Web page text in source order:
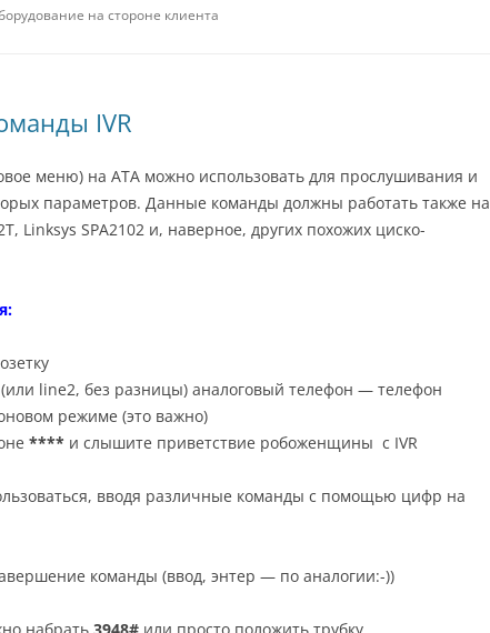
на стороне клиента
IVR
меню) на АТА можно использовать для прослушивания и
параметров. Данные команды должны работать также на
Linksys SPA2102 и, наверное, других похожих циско-
line2, без разницы) аналоговый телефон — телефон
режиме (это важно)
**** и слышите приветствие робоженщины c IVR
вводя различные команды с помощью цифр на
команды (ввод, энтер — по аналогии:-))